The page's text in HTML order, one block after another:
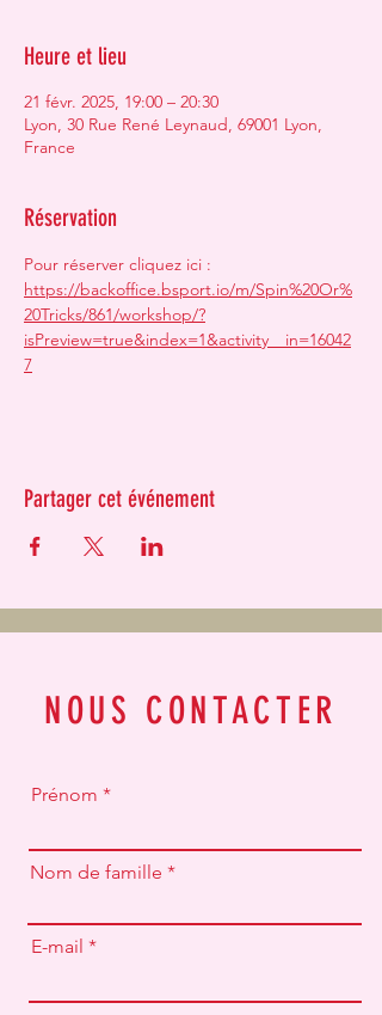
Heure et lieu
21 févr. 2025, 19:00 – 20:30
Lyon, 30 Rue René Leynaud, 69001 Lyon,
France
Réservation
Pour réserver cliquez ici :
https://backoffice.bsport.io/m/Spin%20Or%
20Tricks/861/workshop/?
isPreview=true&index=1&activity__in=16042
7
Partager cet événement
NOUS CONTACTER
Prénom
Nom de famille
E-mail